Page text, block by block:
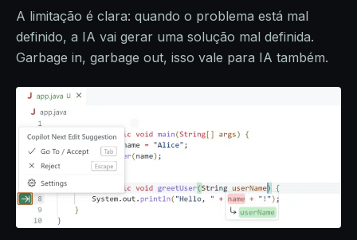
A limitação é clara: quando o problema está mal
definido, a IA vai gerar uma solução mal definida.
Garbage in, garbage out, isso vale para IA também.